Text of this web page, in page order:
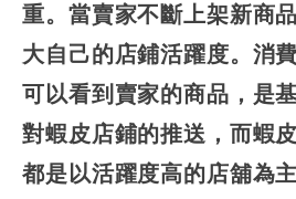
重。當賣家不斷上架新商
大自己的店鋪活躍度。消
可以看到賣家的商品，是
對蝦皮店鋪的推送，而蝦
都是以活躍度高的店舖為